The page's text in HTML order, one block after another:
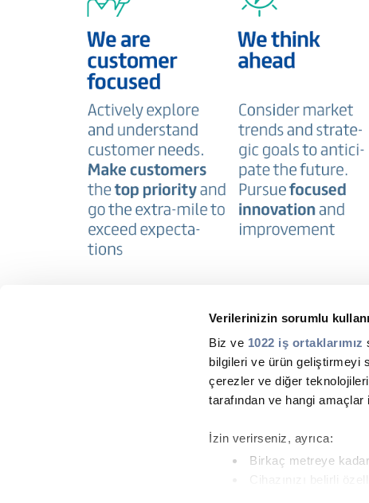
Verilerinizin sorumlu
Biz ve 1022 iş ortaklarımız
bilgileri ve ürün geliştirmeyi
çerezler ve diğer
tarafından ve hangi amaçlar
İzin verirseniz, ayrıca:
Birkaç metreye